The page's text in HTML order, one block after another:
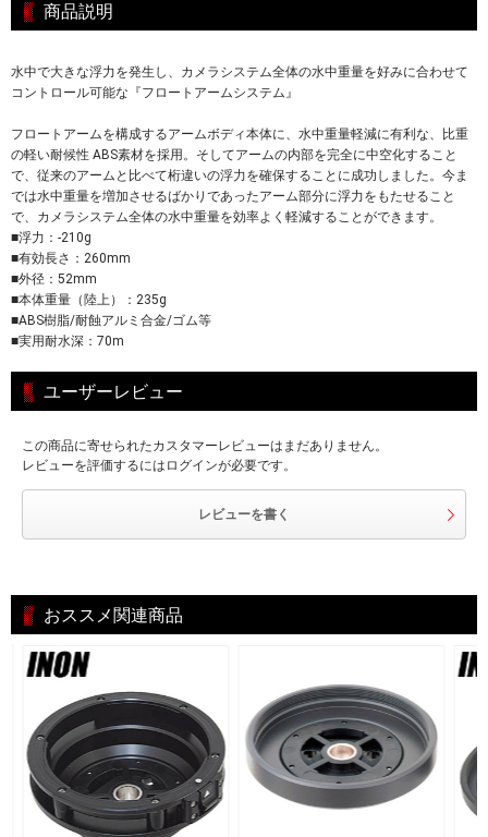
商品説明
水中で大きな浮力を発生し、カメラシステム全体の水中重量を好みに合わせて
コントロール可能な『フロートアームシステム』
フロートアームを構成するアームボディ本体に、水中重量軽減に有利な、比重
の軽い耐候性 ABS素材を採用。そしてアームの内部を完全に中空化すること
で、従来のアームと比べて桁違いの浮力を確保することに成功しました。今ま
では水中重量を増加させるばかりであったアーム部分に浮力をもたせること
で、カメラシステム全体の水中重量を効率よく軽減することができます。
■浮力：-210g
■有効長さ：260mm
■外径：52mm
■本体重量（陸上）：235g
■ABS樹脂/耐蝕アルミ合金/ゴム等
■実用耐水深：70m
ユーザーレビュー
この商品に寄せられたカスタマーレビューはまだありません。
レビューを評価するにはログインが必要です。
レビューを書く
おススメ関連商品